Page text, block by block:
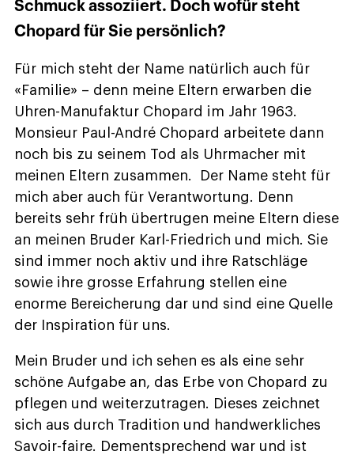
Schmuck assoziiert. Doch wofür steht
Chopard für Sie persönlich?
Für mich steht der Name natürlich auch für
«Familie» – denn meine Eltern erwarben die
Uhren-Manufaktur Chopard im Jahr 1963.
Monsieur Paul-André Chopard arbeitete dann
noch bis zu seinem Tod als Uhrmacher mit
meinen Eltern zusammen. Der Name steht für
mich aber auch für Verantwortung. Denn
bereits sehr früh übertrugen meine Eltern diese
an meinen Bruder Karl-Friedrich und mich. Sie
sind immer noch aktiv und ihre Ratschläge
sowie ihre grosse Erfahrung stellen eine
enorme Bereicherung dar und sind eine Quelle
der Inspiration für uns.
Mein Bruder und ich sehen es als eine sehr
schöne Aufgabe an, das Erbe von Chopard zu
pflegen und weiterzutragen. Dieses zeichnet
sich aus durch Tradition und handwerkliches
Savoir-faire. Dementsprechend war und ist